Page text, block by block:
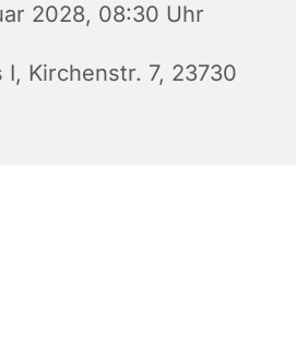
2028, 08:30 Uhr
I, Kirchenstr. 7, 23730